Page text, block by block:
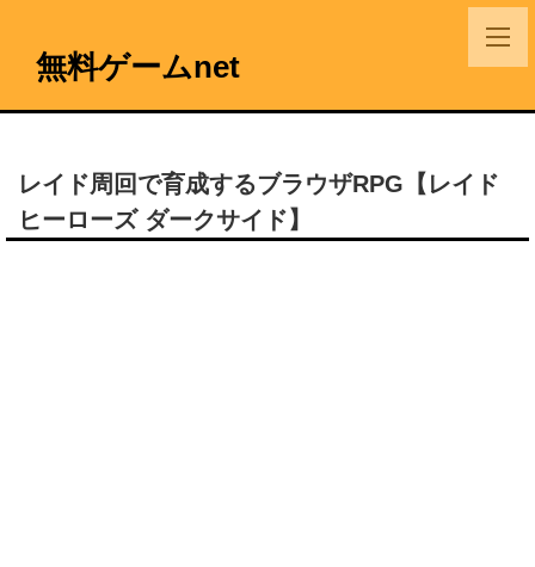
無料ゲームnet
レイド周回で育成するブラウザRPG【レイド
ヒーローズ ダークサイド】